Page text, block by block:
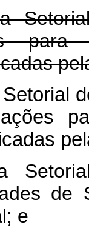
para
de
e